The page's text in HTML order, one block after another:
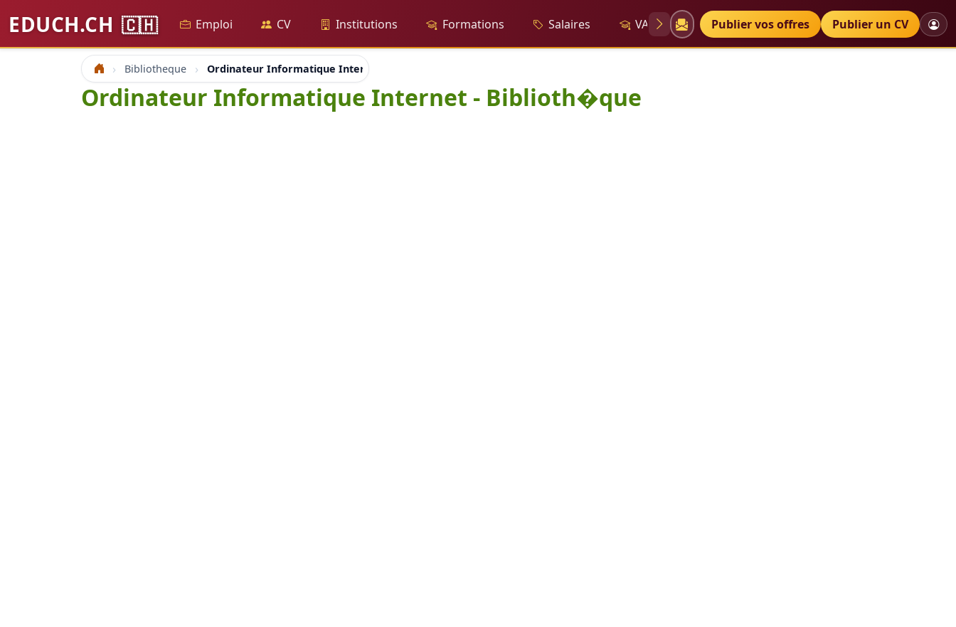
EDUCH.CH 🇨🇭 Emploi CV Institutions Formations Salaires VAE Diplômes Petites annonces
Publier vos offres Publier un CV
Accueil Bibliotheque Ordinateur Informatique Internet
Ordinateur Informatique Internet - Biblioth�que